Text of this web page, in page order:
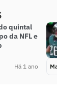
quintal
da NFL e
Há 1 ano